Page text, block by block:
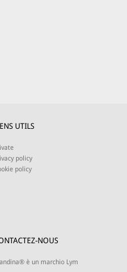
UTILS
policy
policy
NOUS
è un marchio Lym